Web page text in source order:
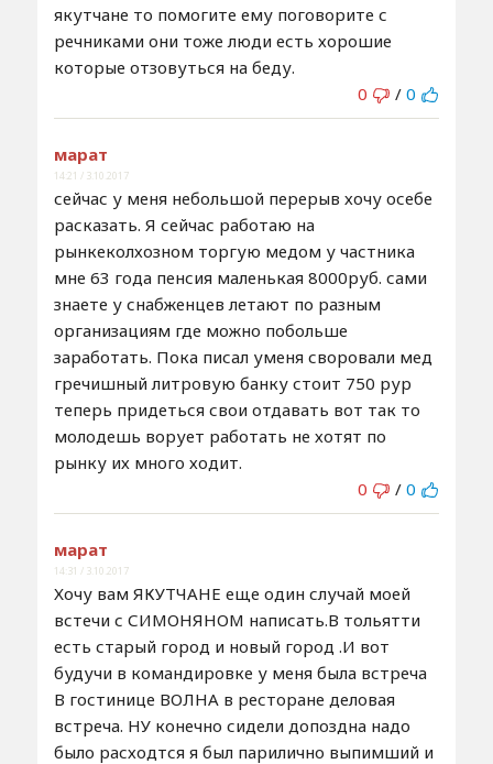
якутчане то помогите ему поговорите с
речниками они тоже люди есть хорошие
которые отзовуться на беду.
0
/ 0
марат
14:21 / 3.10.2017
сейчас у меня небольшой перерыв хочу осебе
расказать. Я сейчас работаю на
рынкеколхозном торгую медом у частника
мне 63 года пенсия маленькая 8000руб. сами
знаете у снабженцев летают по разным
организациям где можно побольше
заработать. Пока писал уменя своровали мед
гречишный литровую банку стоит 750 рур
теперь придеться свои отдавать вот так то
молодешь ворует работать не хотят по
рынку их много ходит.
0
/ 0
марат
14:31 / 3.10.2017
Хочу вам ЯКУТЧАНЕ еще один случай моей
встечи с СИМОНЯНОМ написать.В тольятти
есть старый город и новый город .И вот
будучи в командировке у меня была встреча
В гостинице ВОЛНА в ресторане деловая
встреча. НУ конечно сидели допоздна надо
было расходтся я был парилично выпимший и